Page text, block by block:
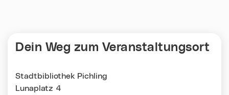
Dein Weg zum Veranstaltungsort
Stadtbibliothek Pichling
Lunaplatz 4